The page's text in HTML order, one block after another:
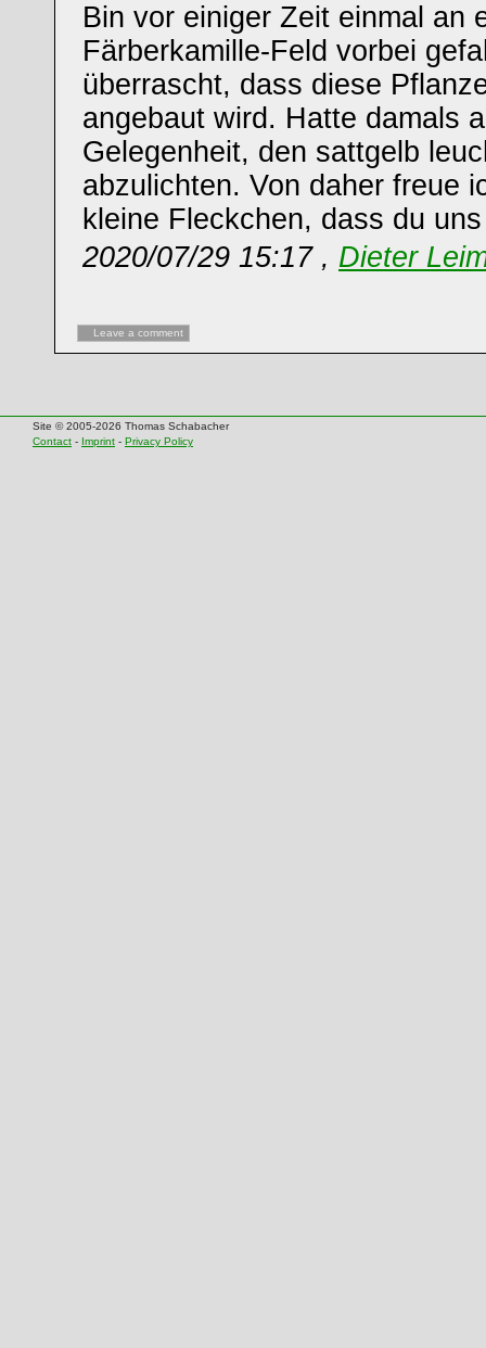
Bin vor einiger Zeit einmal an
Färberkamille-Feld vorbei
überrascht, dass diese
angebaut wird. Hatte damals
Gelegenheit, den sattgelb
abzulichten. Von daher freue
kleine Fleckchen, dass du
2020/07/29 15:17 , Dieter
Leave a comment
Site © 2005-2026 Thomas Schabacher
Contact - Imprint - Privacy Policy